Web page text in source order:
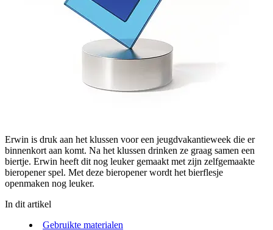
Erwin is druk aan het klussen voor een jeugdvakantieweek die er
binnenkort aan komt. Na het klussen drinken ze graag samen een
biertje. Erwin heeft dit nog leuker gemaakt met zijn zelfgemaakte
bieropener spel. Met deze bieropener wordt het bierflesje
openmaken nog leuker.
In dit artikel
Gebruikte materialen